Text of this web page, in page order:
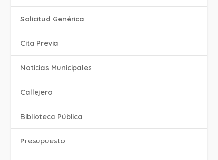
Solicitud Genérica
Cita Previa
‎Noticias Municipales
Callejero
Biblioteca Pública
Presupuesto